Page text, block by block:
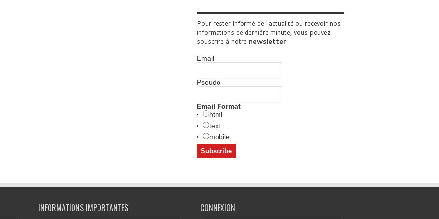
Pour rester informé de l'actualité ou recevoir nos
informations de dernière minute, vous pouvez
souscrire à notre newsletter.
Email
Pseudo
Email Format
html
text
mobile
INFORMATIONS IMPORTANTES CONNEXION